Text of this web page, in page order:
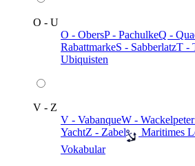
O - U
O - ObersP - PachulkeQ -
RabattmarkeS - SabberlatzT -
Ubiquisten
V - Z
V - VabanqueW - Wackelpeter
YachtZ - Zabel Maritimes
Vokabular